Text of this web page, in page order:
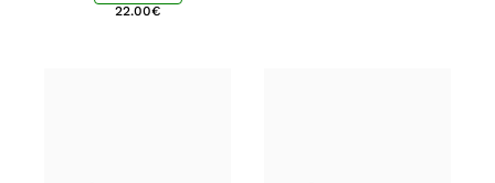
22.00€